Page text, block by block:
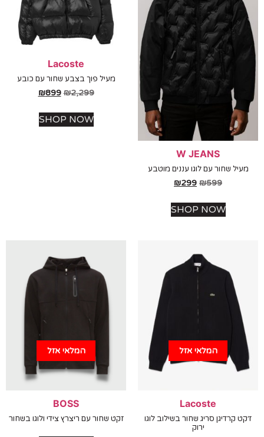
W JEANS
שחור עם לוגו עננים מוטבע
₪
₪299
SHOP NOW
Lacoste
מעיל פוך בצבע שחור עם כובע
₪2,299
₪899
SHOP NOW
המלאי אזל
Lacoste
קרדיגן סריג שחור בשילוב לוגו
המלאי אזל
BOSS
זקט שחור עם ריצרץ צידי ולוגו בשחור